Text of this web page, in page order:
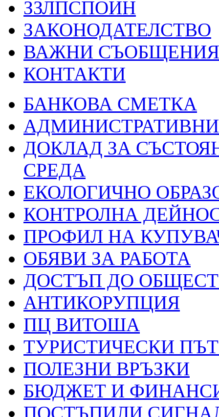
ЗЗЛПСПОИН
ЗАКОНОДАТЕЛСТВО
ВАЖНИ СЪОБЩЕНИЯ
КОНТАКТИ
БАНКОВА СМЕТКА
ДОКЛАД ЗА
СРЕДА
ЕКОЛОГИЧНО
КОНТРОЛНА
ПРОФИЛ НА
ОБЯВИ ЗА РАБОТА
ДОСТЪП ДО
АНТИКОРУПЦИЯ
ПЦ ВИТОША
ТУРИСТИЧЕСКИ
ПОЛЕЗНИ ВРЪЗКИ
БЮДЖЕТ И